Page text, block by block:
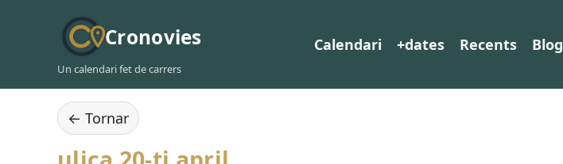
Cronovies
Un calendari fet de carrers
Calendari +dates Recents Blog
← Tornar